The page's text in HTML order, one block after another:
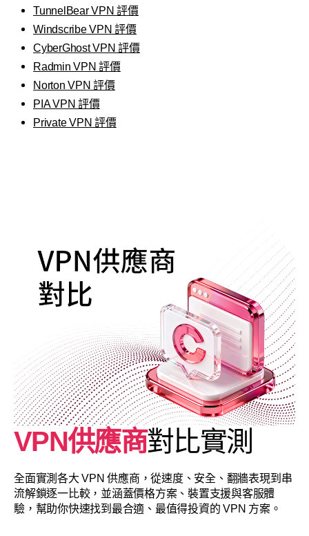
TunnelBear VPN 評價
Windscribe VPN 評價
CyberGhost VPN 評價
Radmin VPN 評價
Norton VPN 評價
PIA VPN 評價
Private VPN 評價
VPN供應商對比實測
全面實測各大 VPN 供應商，從速度、安全、翻牆表現到串
流解鎖逐一比較，並涵蓋價格方案、裝置支援與客服體
驗，幫助你快速找到最合適、最值得投資的 VPN 方案。